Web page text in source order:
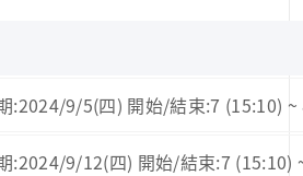
:2024/9/5(四) 開始/結束:7 (15:10)
:2024/9/12(四) 開始/結束:7